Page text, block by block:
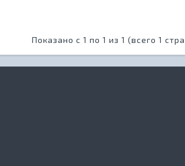
Показано с 1 по 1 из 1 (всего 1